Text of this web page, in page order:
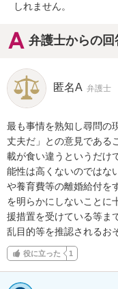
しれません。
弁護士からの
匿名A 弁護士
最も事情を熟知し尋問の
丈夫だ」との意見である
載が食い違うというだけ
能性は高くないのではな
や養育費等の離婚給付を
を明らかにしないことに
援措置を受けている等ま
乱目的等を推認されるお
役に立った 1